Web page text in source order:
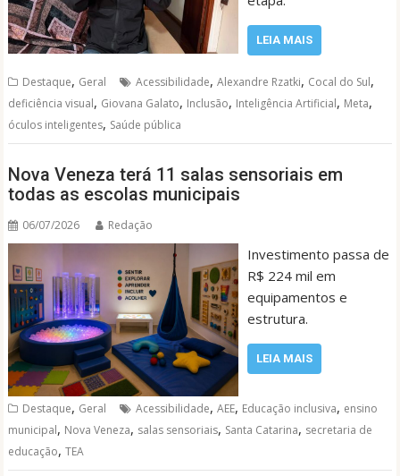
LEIA MAIS
Destaque, Geral Acessibilidade,Alexandre Rzatki, Cocal do Sul,
deficiência visual, Giovana Galato, Inclusão, Inteligência Artificial, Meta,
óculos inteligentes, Saúde pública
Nova Veneza terá 11 salas sensoriais em
todas as escolas municipais
06/07/2026 Redação
Investimento passa de
R$ 224 mil em
equipamentos e
estrutura.
LEIA MAIS
Destaque, Geral Acessibilidade,AEE, Educação inclusiva, ensino
municipal, Nova Veneza, salas sensoriais, Santa Catarina, secretaria de
educação,TEA